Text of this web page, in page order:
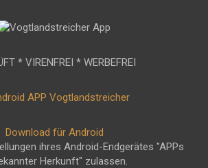
* VIRENFREI * WERBEFREI
Download für Android
ihres Android-Endgerätes "APPs
Herkunft" zulassen.